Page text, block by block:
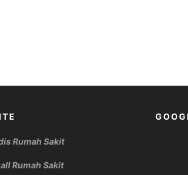
Rumah Sakit
Rumah Sakit